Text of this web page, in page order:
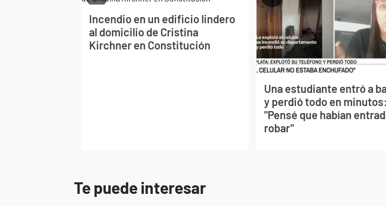
Incendio en un edificio lindero
al domicilio de Cristina
Kirchner en Constitución
Una estudiante entró a
y perdió todo en minutos:
"Pensé que habían
robar"
Te puede interesar